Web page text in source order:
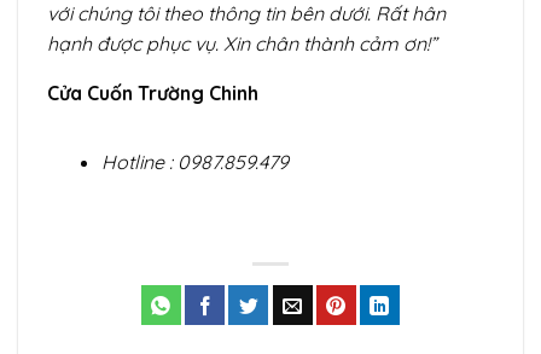
với chúng tôi theo thông tin bên dưới. Rất hân
hạnh được phục vụ. Xin chân thành cảm ơn!”
Cửa Cuốn Trường Chinh
Hotline : 0987.859.479